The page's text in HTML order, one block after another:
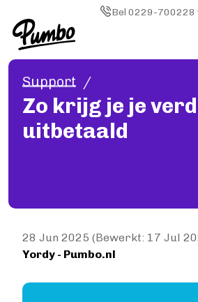
Skip to main contentBel 0229-700228
Image
Boek drukken
ALGEMEEN
Boek drukken
Papiersoorten
Kosten
Support
Zo krijg je je
uitbetaald
28 Jun 2025 (Bewerkt: 17 Jul
Yordy - Pumbo.nl
Image